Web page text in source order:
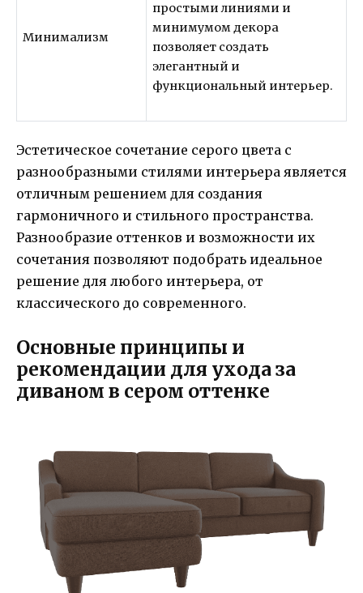
Минимализм
простыми линиями и
минимумом декора
позволяет создать
элегантный и
функциональный интерьер.
Эстетическое сочетание серого цвета с
разнообразными стилями интерьера является
отличным решением для создания
гармоничного и стильного пространства.
Разнообразие оттенков и возможности их
сочетания позволяют подобрать идеальное
решение для любого интерьера, от
классического до современного.
Основные принципы и
рекомендации для ухода за
диваном в сером оттенке